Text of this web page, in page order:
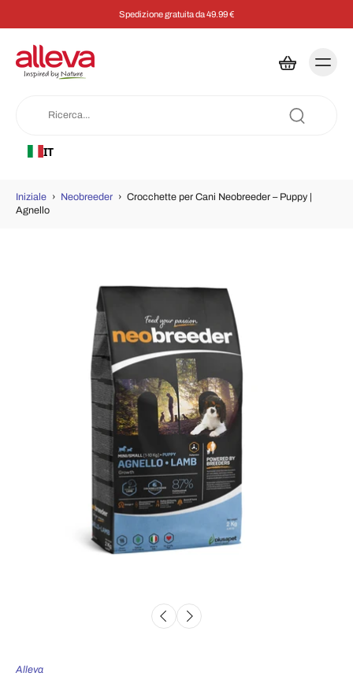
Spedizione gratuita da 49.99 €
IT
Iniziale › Neobreeder › Crocchette per Cani Neobreeder – Puppy |
Agnello
Alleva